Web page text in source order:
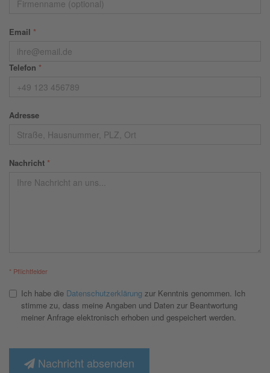
Email *
Telefon *
Adresse
Nachricht *
* Pflichtfelder
Ich habe die Datenschutzerklärung zur Kenntnis genommen. Ich
stimme zu, dass meine Angaben und Daten zur Beantwortung
meiner Anfrage elektronisch erhoben und gespeichert werden.
Nachricht absenden